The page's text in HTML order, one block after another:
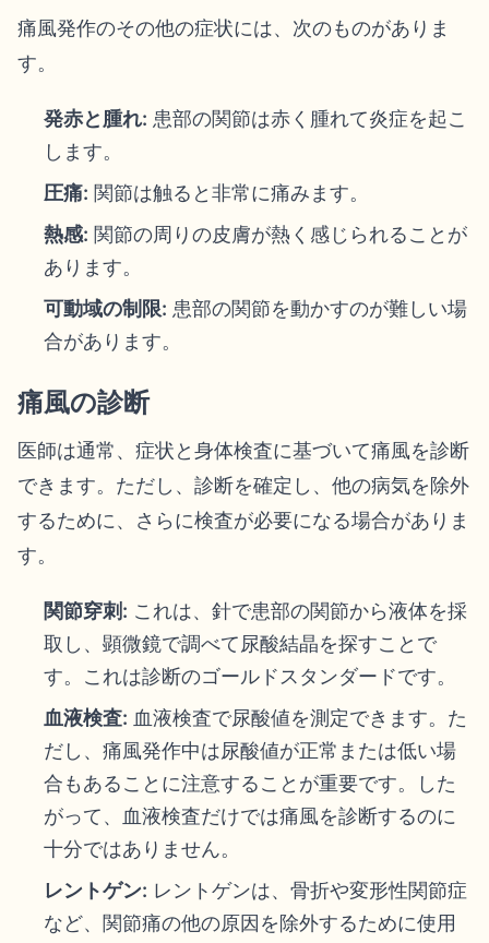
痛風発作のその他の症状には、次のものがありま
す。
発赤と腫れ: 患部の関節は赤く腫れて炎症を起こ
します。
圧痛: 関節は触ると非常に痛みます。
熱感: 関節の周りの皮膚が熱く感じられることが
あります。
可動域の制限: 患部の関節を動かすのが難しい場
合があります。
痛風の診断
医師は通常、症状と身体検査に基づいて痛風を診断
できます。ただし、診断を確定し、他の病気を除外
するために、さらに検査が必要になる場合がありま
す。
関節穿刺: これは、針で患部の関節から液体を採
取し、顕微鏡で調べて尿酸結晶を探すことで
す。これは診断のゴールドスタンダードです。
血液検査: 血液検査で尿酸値を測定できます。た
だし、痛風発作中は尿酸値が正常または低い場
合もあることに注意することが重要です。した
がって、血液検査だけでは痛風を診断するのに
十分ではありません。
レントゲン: レントゲンは、骨折や変形性関節症
など、関節痛の他の原因を除外するために使用